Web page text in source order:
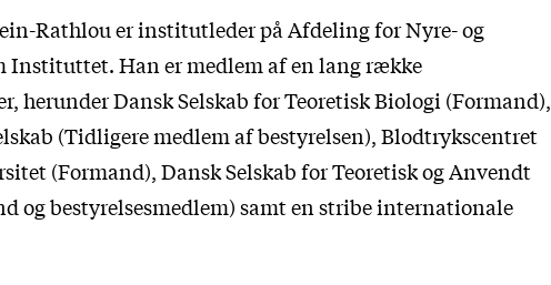
Rathlou er institutleder på Afdeling for Nyre- og
Instituttet. Han er medlem af en lang række
herunder Dansk Selskab for Teoretisk Biologi (Formand),
(Tidligere medlem af bestyrelsen), Blodtrykscentret
(Formand), Dansk Selskab for Teoretisk og Anvendt
og bestyrelsesmedlem) samt en stribe internationale